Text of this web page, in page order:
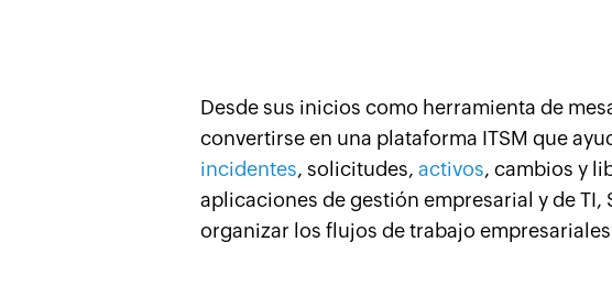
Desde sus inicios como herramienta de
convertirse en una plataforma ITSM que
incidentes, solicitudes, activos, cambios y
aplicaciones de gestión empresarial y de
organizar los flujos de trabajo